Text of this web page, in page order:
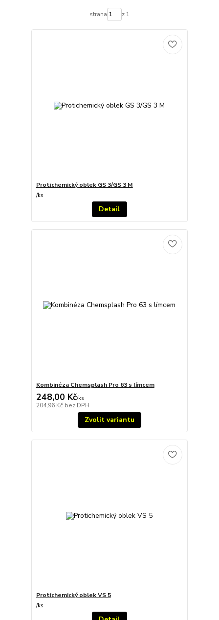
strana z 1
Protichemický oblek GS 3/GS 3 M
/ks
Detail
Kombinéza Chemsplash Pro 63 s límcem
248,00 Kč/ks
204,96 Kč bez DPH
Zvolit variantu
Protichemický oblek VS 5
/ks